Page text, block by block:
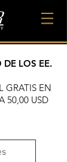
DE LOS EE.
GRATIS EN
50,00 USD